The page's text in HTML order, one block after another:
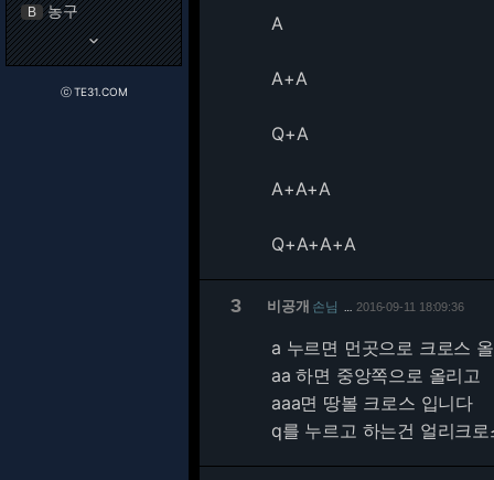
B 농구
keyboard_arrow_down
ⓒ TE31.COM
A
A+A
Q+A
A+A+A
Q+A+A+A
3 비공개 손님 2016-09-11 18:09:36
a 누르면 먼곳으로 크로스
aa 하면 중앙쪽으로 올리고
aaa면 땅볼 크로스 입니다
q를 누르고 하는건 얼리크